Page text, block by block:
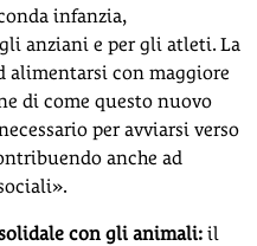
infanzia,
gli anziani e per gli atleti. La
alimentarsi con maggiore
di come questo nuovo
per avviarsi verso
anche ad
con gli animali: il